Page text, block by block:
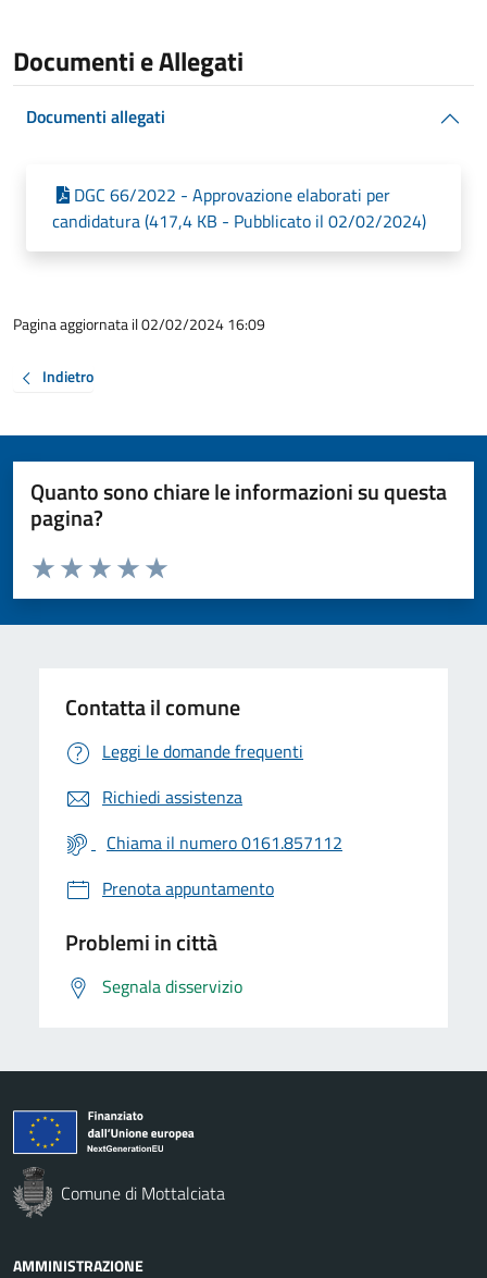
Documenti e Allegati
Documenti allegati
DGC 66/2022 - Approvazione elaborati per
candidatura (417,4 KB - Pubblicato il 02/02/2024)
Pagina aggiornata il 02/02/2024 16:09
Indietro
Quanto sono chiare le informazioni su questa
pagina?
Valuta da 1 a 5 stelle la pagina
Valuta 5 stelle su 5
Valuta 4 stelle su 5
Valuta 3 stelle su 5
Valuta 2 stelle su 5
Valuta 1 stelle su 5
Contatta il comune
Leggi le domande frequenti
Richiedi assistenza
Chiama il numero 0161.857112
Prenota appuntamento
Problemi in città
Segnala disservizio
Comune di Mottalciata
AMMINISTRAZIONE